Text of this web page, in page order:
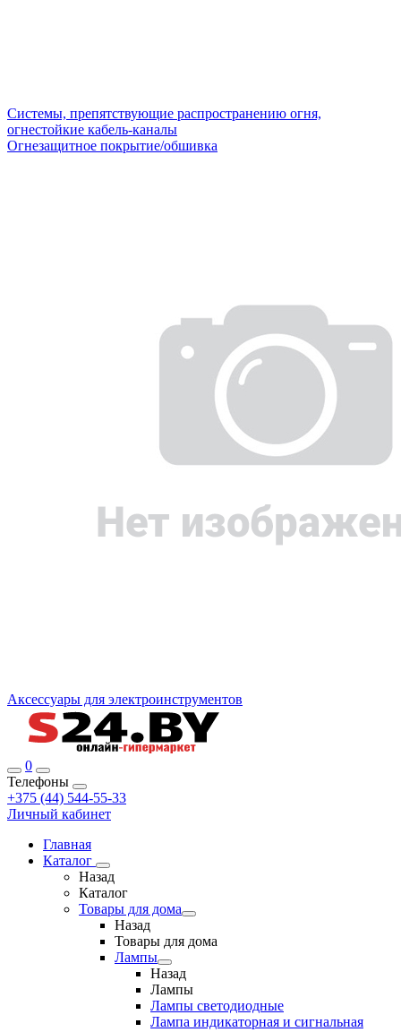
Системы, препятствующие распространению огня,
огнестойкие кабель-каналы
Огнезащитное покрытие/обшивка
Аксессуары для электроинструментов
0
Телефоны
+375 (44) 544-55-33
Личный кабинет
Главная
Каталог
Назад
Каталог
Товары для дома
Назад
Товары для дома
Лампы
Назад
Лампы
Лампы светодиодные
Лампа индикаторная и сигнальная